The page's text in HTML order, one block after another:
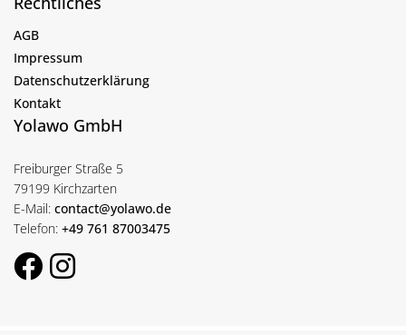
AGB
Impressum
Datenschutzerklärung
Kontakt
Yolawo GmbH
Freiburger Straße 5
79199 Kirchzarten
E-Mail: contact@yolawo.de
Telefon: +49 761 87003475